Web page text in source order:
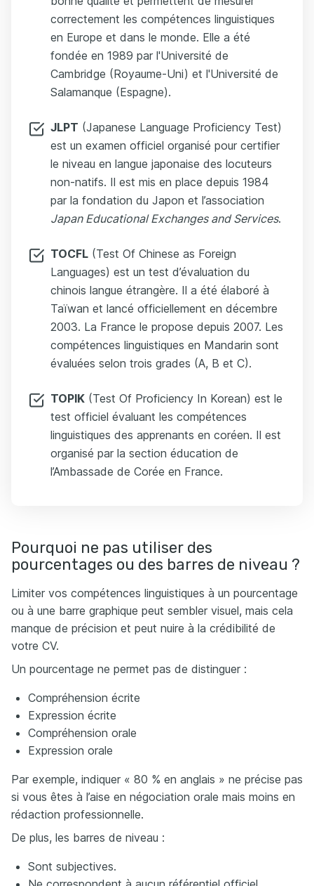
correctement les compétences linguistiques
en Europe et dans le monde. Elle a été
fondée en 1989 par l'Université de
Cambridge (Royaume-Uni) et l'Université de
Salamanque (Espagne).
JLPT (Japanese Language Proficiency Test)
est un examen officiel organisé pour certifier
le niveau en langue japonaise des locuteurs
non-natifs. Il est mis en place depuis 1984
par la fondation du Japon et l’association
Japan Educational Exchanges and Services.
TOCFL (Test Of Chinese as Foreign
Languages) est un test d’évaluation du
chinois langue étrangère. Il a été élaboré à
Taïwan et lancé officiellement en décembre
2003. La France le propose depuis 2007. Les
compétences linguistiques en Mandarin sont
évaluées selon trois grades (A, B et C).
TOPIK (Test Of Proficiency In Korean) est le
test officiel évaluant les compétences
linguistiques des apprenants en coréen. Il est
organisé par la section éducation de
l’Ambassade de Corée en France.
Pourquoi ne pas utiliser des
pourcentages ou des barres de niveau ?
Limiter vos compétences linguistiques à un pourcentage
ou à une barre graphique peut sembler visuel, mais cela
manque de précision et peut nuire à la crédibilité de
votre CV.
Un pourcentage ne permet pas de distinguer :
Compréhension écrite
Expression écrite
Compréhension orale
Expression orale
Par exemple, indiquer « 80 % en anglais » ne précise pas
si vous êtes à l’aise en négociation orale mais moins en
rédaction professionnelle.
De plus, les barres de niveau :
Sont subjectives.